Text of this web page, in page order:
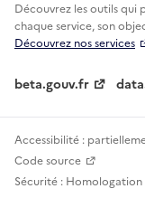
Découvrez les outils qui
chaque service, son
Découvrez nos services
beta.gouv.fr
Accessibilité :
Code source
Sécurité : Homologation